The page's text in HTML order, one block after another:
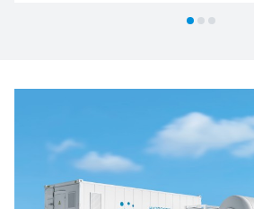
inteligentes estabelecem os
aplicações de hidrogénio